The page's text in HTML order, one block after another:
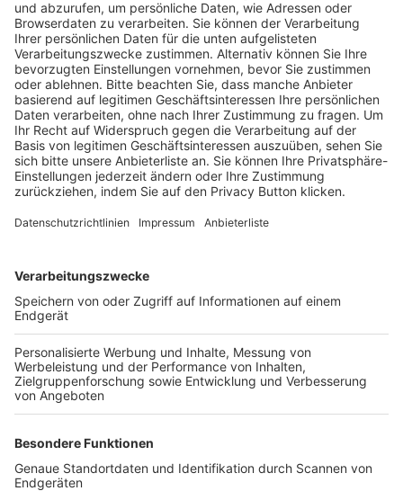
Pässe und Vereinswechsel
Trainerausbildung
Schulungsangebot Vereinsmitarbeiter
BFV-Geschäftsstellen
Trainerbörse
Login SpielPlus
FOLGE DEM BFV
TOP-VEREINE
TOP-PARTNER